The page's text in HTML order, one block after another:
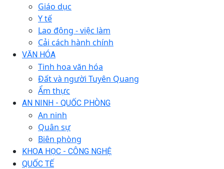
Giáo dục
Y tế
Lao động - việc làm
Cải cách hành chính
VĂN HÓA
Tinh hoa văn hóa
Đất và người Tuyên Quang
Ẩm thực
AN NINH - QUỐC PHÒNG
An ninh
Quân sự
Biên phòng
KHOA HỌC - CÔNG NGHỆ
QUỐC TẾ